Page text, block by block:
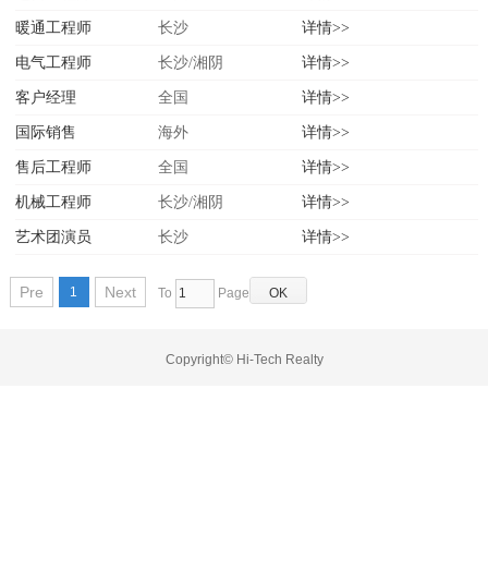
暖通工程师 长沙 详情>>
电气工程师 长沙/湘阴 详情>>
客户经理 全国 详情>>
国际销售 海外 详情>>
售后工程师 全国 详情>>
机械工程师 长沙/湘阴 详情>>
艺术团演员 长沙 详情>>
Pre 1 Next To Page
Copyright© Hi-Tech Realty